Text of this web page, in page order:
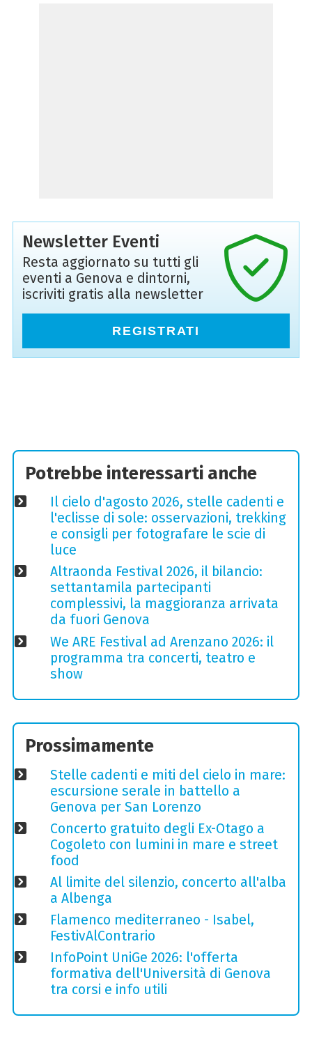
Newsletter Eventi
Resta aggiornato su tutti gli
eventi a Genova e dintorni,
iscriviti gratis alla newsletter
REGISTRATI
Potrebbe interessarti anche
Il cielo d'agosto 2026, stelle cadenti e
l'eclisse di sole: osservazioni, trekking
e consigli per fotografare le scie di
luce
Altraonda Festival 2026, il bilancio:
settantamila partecipanti
complessivi, la maggioranza arrivata
da fuori Genova
We ARE Festival ad Arenzano 2026: il
programma tra concerti, teatro e
show
Prossimamente
Stelle cadenti e miti del cielo in mare:
escursione serale in battello a
Genova per San Lorenzo
Concerto gratuito degli Ex-Otago a
Cogoleto con lumini in mare e street
food
Al limite del silenzio, concerto all'alba
a Albenga
Flamenco mediterraneo - Isabel,
FestivAlContrario
InfoPoint UniGe 2026: l'offerta
formativa dell'Università di Genova
tra corsi e info utili